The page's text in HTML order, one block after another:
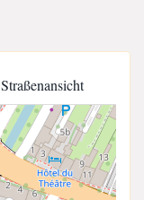
Straßenansicht